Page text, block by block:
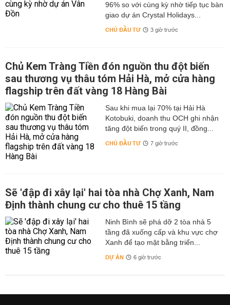
96% so với cùng kỳ nhờ tiếp tục bàn
giao dự án Crystal Holidays...
CHỦ ĐẦU TƯ 3 giờ trước
Chủ Kem Tràng Tiền đón nguồn thu đột biến
sau thương vụ thâu tóm Hải Hà, mở cửa hàng
flagship trên đất vàng 18 Hàng Bài
Sau khi mua lại 70% tại Hải Hà
Kotobuki, doanh thu OCH ghi nhận
tăng đột biến trong quý II, đồng...
CHỦ ĐẦU TƯ 7 giờ trước
Sẽ 'đập đi xây lại' hai tòa nhà Chợ Xanh, Nam
Định thành chung cư cho thuê 15 tầng
Ninh Bình sẽ phá dỡ 2 tòa nhà 5
tầng đã xuống cấp và khu vực chợ
Xanh để tạo mặt bằng triển...
DỰ ÁN 6 giờ trước